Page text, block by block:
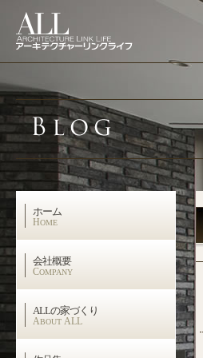
ホーム
HOME
会社概要
COMPANY
ALLの家づくり
ABOUT ALL